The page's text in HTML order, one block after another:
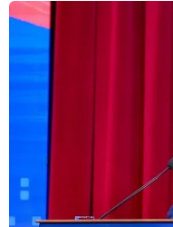
Sinh viên Việt ở
Cuộc thi Ý
13/07/2019 14:12
Với tổng giải thưởng